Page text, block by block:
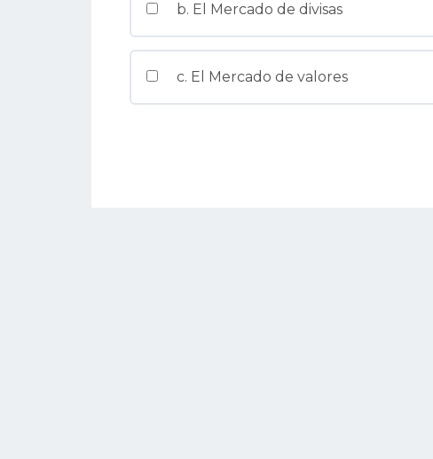
b. El Mercado de divisas
c. El Mercado de valores